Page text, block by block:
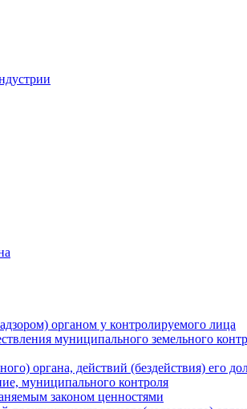
органом у контролируемого лица
муниципального земельного
органа, действий (бездействия) его
муниципального контроля
законом ценностями